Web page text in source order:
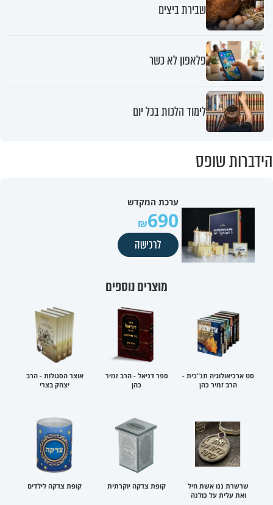
שבירת ביצים
פלאפון לא כשר
לימוד הלכות בכל יום
הידברות שופס
ערכת המקדש
690
לרכישה
מוצרים נוספים
סט ארכיאולוגיה תנ"כית -
הרב זמיר כהן
ספר דניאל - הרב זמיר
כהן
אוצר הסגולות - הרב
יצחק בצרי
שרשרת ננו אשת חיל
ואת עלית על כולנה
קופת צדקה יוקרתית קופת צדקה לילדים